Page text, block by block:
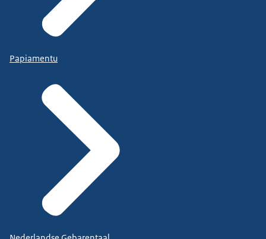
Papiamentu